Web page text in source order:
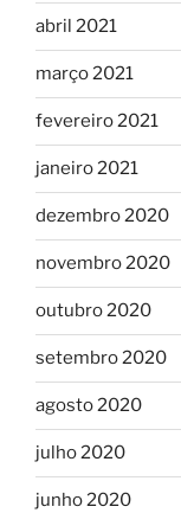
abril 2021
março 2021
fevereiro 2021
janeiro 2021
dezembro 2020
novembro 2020
outubro 2020
setembro 2020
agosto 2020
julho 2020
junho 2020